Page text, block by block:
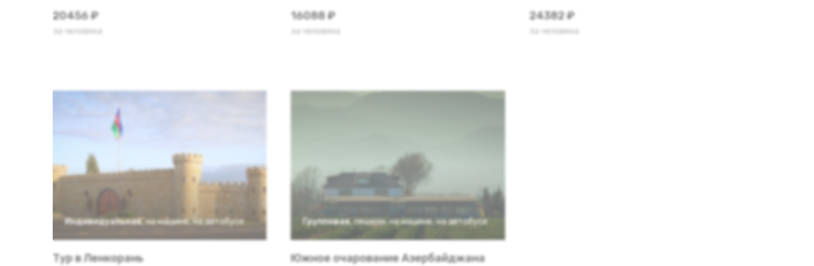
20456 ₽
за человека
16088 ₽
за человека
24382 ₽
за человека
Индивидуальная на машине , на автобусе
Тур в Ленкорань
Групповая, пешком, на машине, на автобусе
Южное очарование Азербайджана